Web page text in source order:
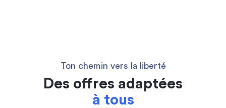
Ton chemin vers la liberté
Des offres adaptées
à tous